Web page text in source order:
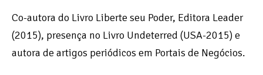
Co-autora do Livro Liberte seu Poder, Editora Leader
(2015), presença no Livro Undeterred (USA-2015) e
autora de artigos periódicos em Portais de Negócios.